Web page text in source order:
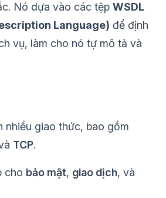
Nó dựa vào các tệp WSDL
Language) để định
vụ, làm cho nó tự mô tả và
nhiều giao thức, bao gồm
TCP.
cho bảo mật, giao dịch, và